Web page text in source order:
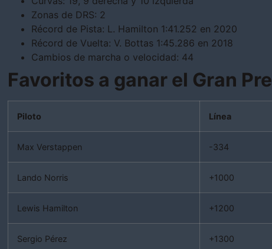
Zonas de DRS: 2
Récord de Pista: L. Hamilton 1:41.252 en 2020
Récord de Vuelta: V. Bottas 1:45.286 en 2018
Cambios de marcha o velocidad: 44
Favoritos a ganar el Gran
Piloto Línea
Max Verstappen -334
Lando Norris +1000
Lewis Hamilton +1200
Sergio Pérez +1300